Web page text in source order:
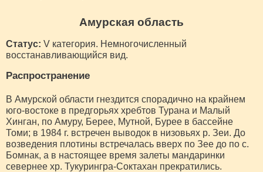
Амурская область
Статус: V категория. Немногочисленный
восстанавливающийся вид.
Распространение
В Амурской области гнездится спорадично на крайнем
юго-востоке в предгорьях хребтов Турана и Малый
Хинган, по Амуру, Берее, Мутной, Бурее в бассейне
Томи; в 1984 г. встречен выводок в низовьях р. Зеи. До
возведения плотины встречалась вверх по Зее до по с.
Бомнак, а в настоящее время залеты мандаринки
севернее хр. Тукурингра-Соктахан прекратились.